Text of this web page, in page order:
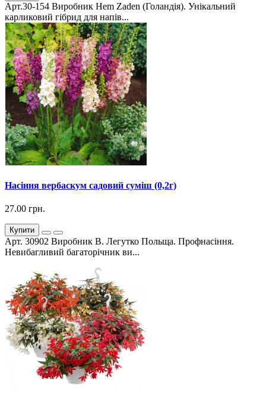
Арт.30-154 Виробник Hem Zaden (Голандія). Унікальний
карликовий гібрид для напів...
Насіння вербаскум садовий суміш (0,2г)
27.00 грн.
Купити
Арт. 30902 Виробник В. Легутко Польща. Профнасіння.
Невибагливий багаторічник ви...